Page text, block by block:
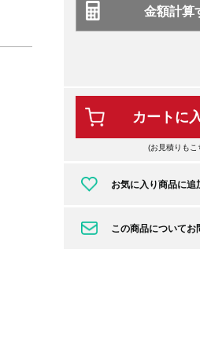
カートに
(お見積りもこ
お気に入り商品に追
この商品についてお